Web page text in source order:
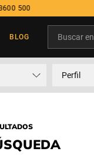
a 600 3600 500
BLOG
Perfil